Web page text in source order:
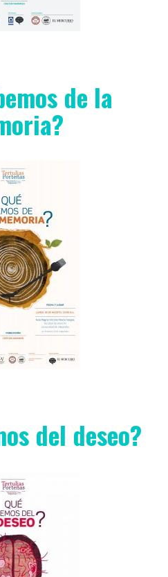
de la
del deseo?